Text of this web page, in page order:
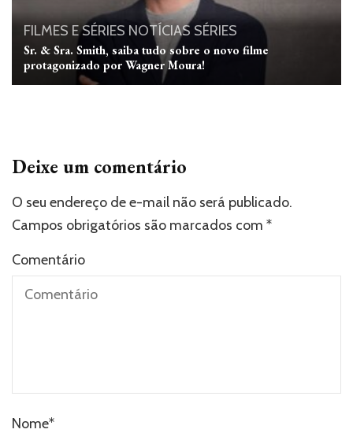
FILMES E SÉRIES NOTÍCIAS SÉRIES
Sr. & Sra. Smith, saiba tudo sobre o novo filme
protagonizado por Wagner Moura!
Deixe um comentário
O seu endereço de e-mail não será publicado.
Campos obrigatórios são marcados com *
Comentário
Nome*